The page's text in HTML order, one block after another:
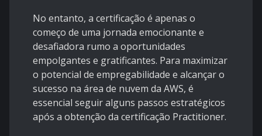
No entanto, a certificação é apenas o
começo de uma jornada emocionante e
desafiadora rumo a oportunidades
empolgantes e gratificantes. Para maximizar
o potencial de empregabilidade e alcançar o
sucesso na área de nuvem da AWS, é
essencial seguir alguns passos estratégicos
após a obtenção da certificação Practitioner.